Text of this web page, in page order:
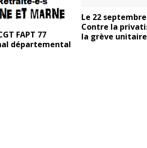
FAPT 77
départemental
Le 22
Contre la
la grève